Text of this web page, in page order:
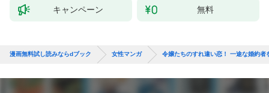
キャンペーン 無料
漫画無料試し読みならdブック 女性マンガ 令嬢たちのすれ違い恋！ 一途な婚約